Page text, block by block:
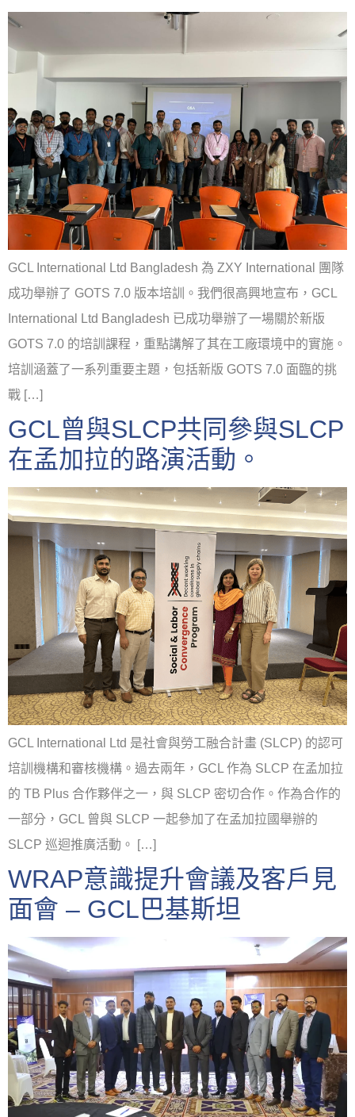
GCL International Ltd Bangladesh 為 ZXY International 團隊
成功舉辦了 GOTS 7.0 版本培訓。我們很高興地宣布，GCL
International Ltd Bangladesh 已成功舉辦了一場關於新版
GOTS 7.0 的培訓課程，重點講解了其在工廠環境中的實施。
培訓涵蓋了一系列重要主題，包括新版 GOTS 7.0 面臨的挑
戰 […]
GCL曾與SLCP共同參與SLCP
在孟加拉的路演活動。
GCL International Ltd 是社會與勞工融合計畫 (SLCP) 的認可
培訓機構和審核機構。過去兩年，GCL 作為 SLCP 在孟加拉
的 TB Plus 合作夥伴之一，與 SLCP 密切合作。作為合作的
一部分，GCL 曾與 SLCP 一起參加了在孟加拉國舉辦的
SLCP 巡迴推廣活動。 […]
WRAP意識提升會議及客戶見
面會 – GCL巴基斯坦